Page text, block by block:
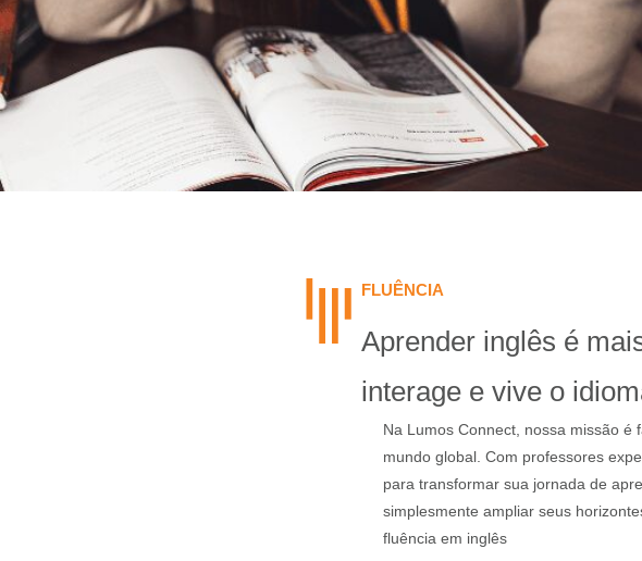
FLUÊNCIA
Aprender inglês é
interage e vive o
Na Lumos Connect, nossa missão é
mundo global. Com professores
para transformar sua jornada de
simplesmente ampliar seus
fluência em inglês